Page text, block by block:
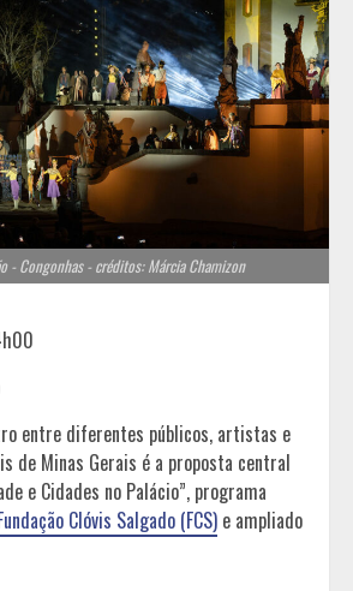
- Congonhas - créditos: Márcia Chamizon
entre diferentes públicos, artistas e
de Minas Gerais é a proposta central
e Cidades no Palácio”, programa
Clóvis Salgado (FCS) e ampliado